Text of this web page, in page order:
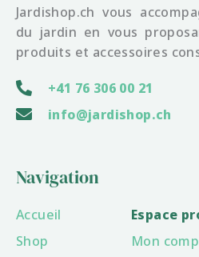
Jardishop.ch vous
du jardin en vous
produits et accessoires
+41 76 306 00 21
info@jardishop.ch
Navigation
Accueil
Shop
Espace
Mon